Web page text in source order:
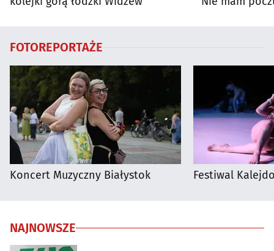
FOTOREPORTAŻE
Koncert Muzyczny Białystok Festiwal
NAJNOWSZE